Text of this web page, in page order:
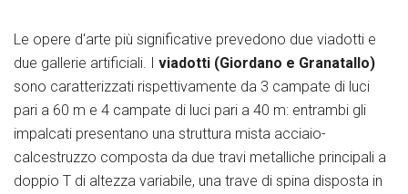
Le opere d'arte più significative prevedono due viadotti e
due gallerie artificiali. I viadotti (Giordano e Granatallo)
sono caratterizzati rispettivamente da 3 campate di luci
pari a 60 m e 4 campate di luci pari a 40 m: entrambi gli
impalcati presentano una struttura mista acciaio-
calcestruzzo composta da due travi metalliche principali a
doppio T di altezza variabile, una trave di spina disposta in